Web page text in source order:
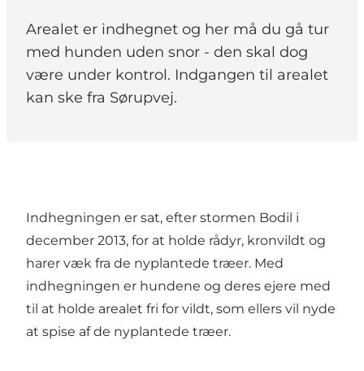
Arealet er indhegnet og her må du gå tur
med hunden uden snor - den skal dog
være under kontrol. Indgangen til arealet
kan ske fra Sørupvej.
Indhegningen er sat, efter stormen Bodil i
december 2013, for at holde rådyr, kronvildt og
harer væk fra de nyplantede træer. Med
indhegningen er hundene og deres ejere med
til at holde arealet fri for vildt, som ellers vil nyde
at spise af de nyplantede træer.